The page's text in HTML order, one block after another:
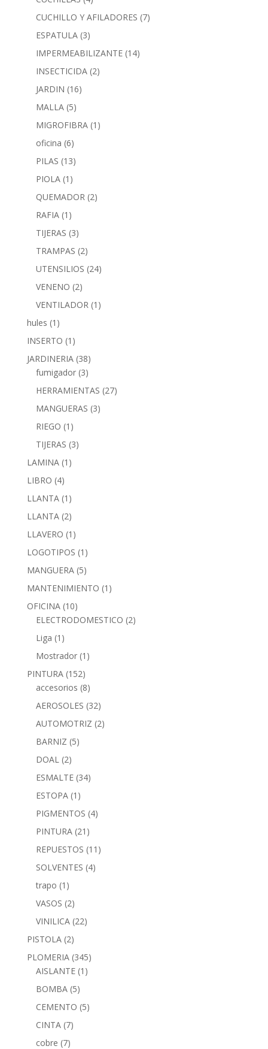
CUCHILLO Y AFILADORES (7)
ESPATULA (3)
IMPERMEABILIZANTE (14)
INSECTICIDA (2)
JARDIN (16)
MALLA (5)
MIGROFIBRA (1)
oficina (6)
PILAS (13)
PIOLA (1)
QUEMADOR (2)
RAFIA (1)
TIJERAS (3)
TRAMPAS (2)
UTENSILIOS (24)
VENENO (2)
VENTILADOR (1)
hules (1)
INSERTO (1)
JARDINERIA (38)
fumigador (3)
HERRAMIENTAS (27)
MANGUERAS (3)
RIEGO (1)
TIJERAS (3)
LAMINA (1)
LIBRO (4)
LLANTA (1)
LLANTA (2)
LLAVERO (1)
LOGOTIPOS (1)
MANGUERA (5)
MANTENIMIENTO (1)
OFICINA (10)
ELECTRODOMESTICO (2)
Liga (1)
Mostrador (1)
PINTURA (152)
accesorios (8)
AEROSOLES (32)
AUTOMOTRIZ (2)
BARNIZ (5)
DOAL (2)
ESMALTE (34)
ESTOPA (1)
PIGMENTOS (4)
PINTURA (21)
REPUESTOS (11)
SOLVENTES (4)
trapo (1)
VASOS (2)
VINILICA (22)
PISTOLA (2)
PLOMERIA (345)
AISLANTE (1)
BOMBA (5)
CEMENTO (5)
CINTA (7)
cobre (7)